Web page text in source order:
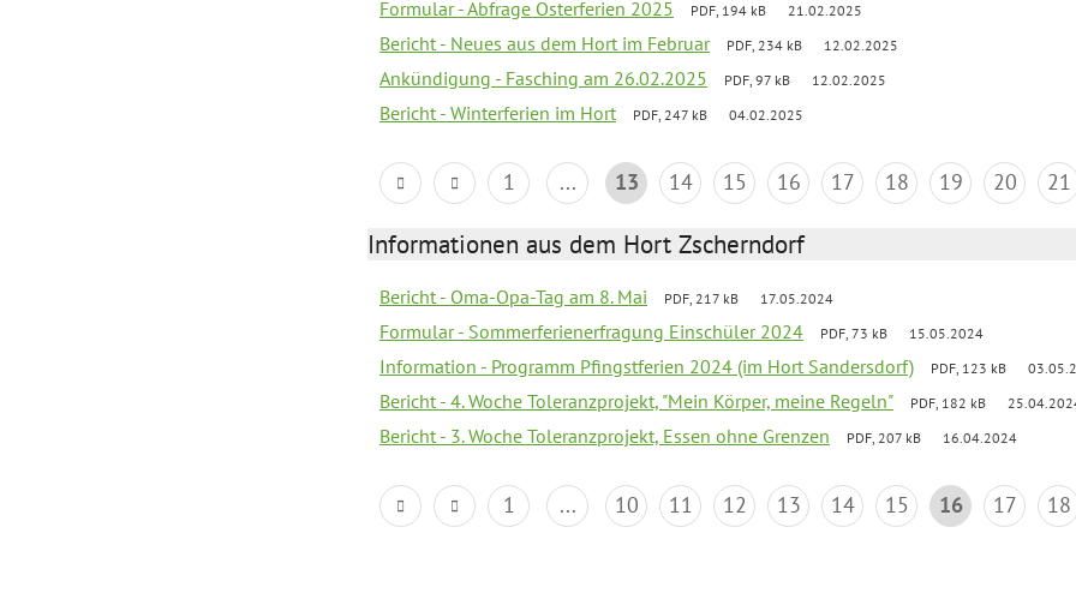
Formular - Abfrage Osterferien 2025 PDF, 194 kB 21.02.2025
Bericht - Neues aus dem Hort im Februar PDF, 234 kB 12.02.2025
Ankündigung - Fasching am 26.02.2025 PDF, 97 kB 12.02.2025
Bericht - Winterferien im Hort PDF, 247 kB 04.02.2025
1 ... 13 14 15 16 17 18 19 20 21
Informationen aus dem Hort Zscherndorf
Bericht - Oma-Opa-Tag am 8. Mai PDF, 217 kB 17.05.2024
Formular - Sommerferienerfragung Einschüler 2024 PDF, 73 kB 15.05.2024
Information - Programm Pfingstferien 2024 (im Hort Sandersdorf) PDF, 123 kB
Bericht - 4. Woche Toleranzprojekt, "Mein Körper, meine Regeln" PDF, 182 kB
Bericht - 3. Woche Toleranzprojekt, Essen ohne Grenzen PDF, 207 kB 16.04.2024
1 ... 10 11 12 13 14 15 16 17 18